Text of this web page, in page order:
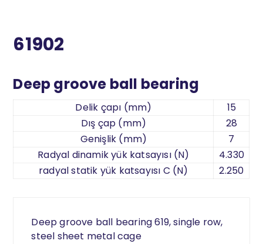
61902
Deep groove ball bearing
Delik çapı (mm)
15
Dış çap (mm)
28
Genişlik (mm)
7
Radyal dinamik yük katsayısı (N)
4.330
radyal statik yük katsayısı C (N)
2.250
Deep groove ball bearing 619, single row,
steel sheet metal cage